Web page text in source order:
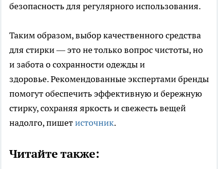
безопасность для регулярного использования.
Таким образом, выбор качественного средства
для стирки — это не только вопрос чистоты, но
и забота о сохранности одежды и
здоровье. Рекомендованные экспертами бренды
помогут обеспечить эффективную и бережную
стирку, сохраняя яркость и свежесть вещей
надолго, пишетисточник.
Читайте также: